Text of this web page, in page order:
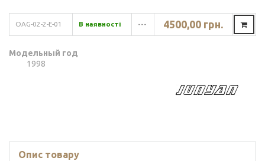
OAG-02-2-E-01 В наявності --- 4500,00 грн.
Модельный год
1998
Опис товару